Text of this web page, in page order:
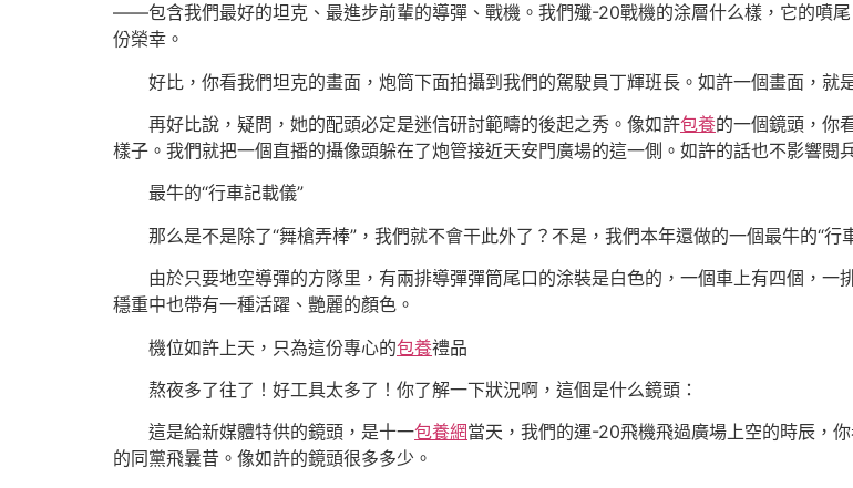
——包含我們最好的坦克、最進步前輩的導彈、戰機。我們殲-20戰機的涂層什么樣，它的噴
份榮幸。
好比，你看我們坦克的畫面，炮筒下面拍攝到我們的駕駛員丁輝班長。如許一個畫面，就是
再好比說，疑問，她的配頭必定是迷信研討範疇的後起之秀。像如許包養的一個鏡頭，你
樣子。我們就把一個直播的攝像頭躲在了炮管接近天安門廣場的這一側。如許的話也不影響閱
最牛的“行車記載儀”
那么是不是除了“舞槍弄棒”，我們就不會干此外了？不是，我們本年還做的一個最牛的“行
由於只要地空導彈的方隊里，有兩排導彈彈筒尾口的涂裝是白色的，一個車上有四個，一
穩重中也帶有一種活躍、艷麗的顏色。
機位如許上天，只為這份專心的包養禮品
熬夜多了往了！好工具太多了！你了解一下狀況啊，這個是什么鏡頭：
這是給新媒體特供的鏡頭，是十一包養網當天，我們的運-20飛機飛過廣場上空的時辰，
的同黨飛曩昔。像如許的鏡頭很多多少。